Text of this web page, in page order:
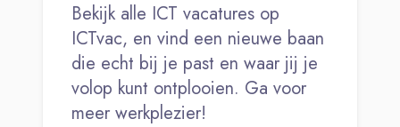
Bekijk alle ICT vacatures op
ICTvac, en vind een nieuwe baan
die echt bij je past en waar jij je
volop kunt ontplooien. Ga voor
meer werkplezier!